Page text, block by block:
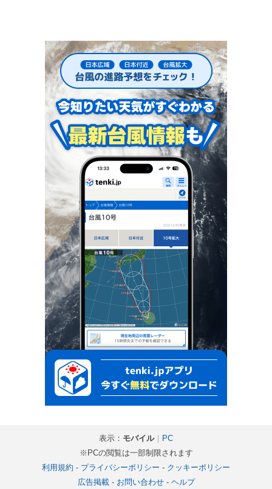
表示： モバイル｜ PC
※PCの閲覧は一部制限されます
利用規約 - プライバシーポリシー - クッキーポリシー
広告掲載- お問い合わせ- ヘルプ